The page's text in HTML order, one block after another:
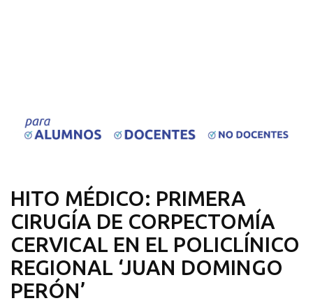
HITO MÉDICO: PRIMERA
CIRUGÍA DE CORPECTOMÍA
CERVICAL EN EL POLICLÍNICO
REGIONAL ‘JUAN DOMINGO
PERÓN’